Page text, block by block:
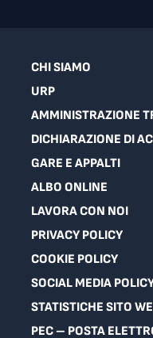
CHI SIAMO
URP
AMMINISTRAZIONE
DICHIARAZIONE DI
GARE E APPALTI
ALBO ONLINE
LAVORA CON NOI
PRIVACY POLICY
COOKIE POLICY
SOCIAL MEDIA
STATISTICHE SITO
PEC – POSTA